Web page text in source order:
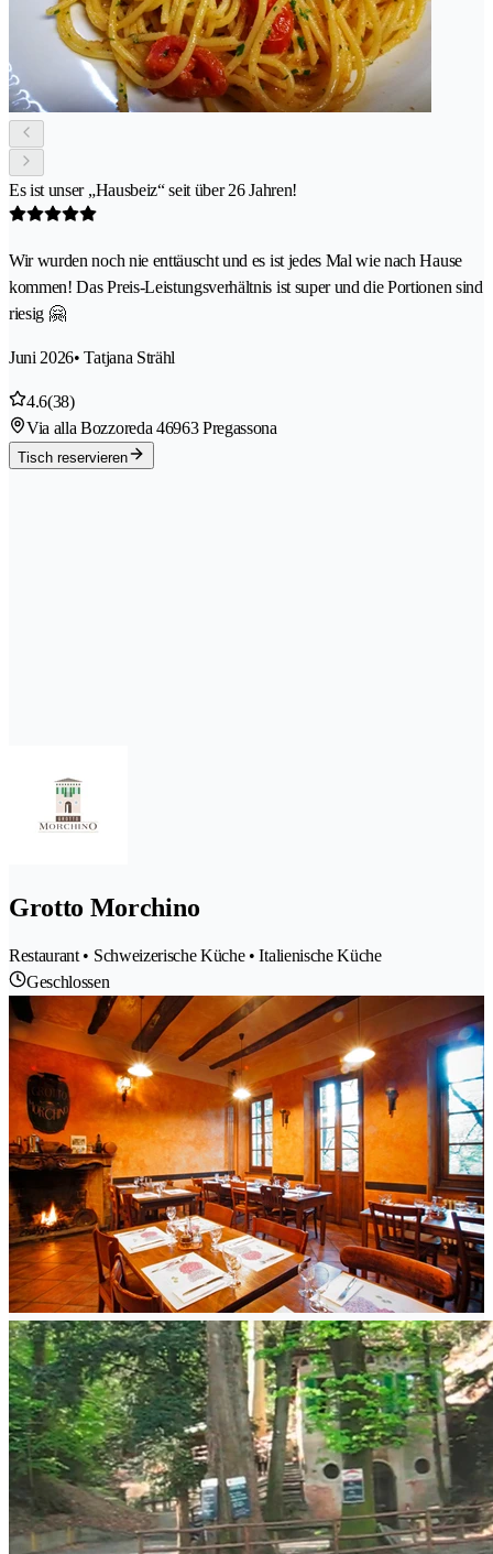
Es ist unser „Hausbeiz“ seit über 26 Jahren!
Wir wurden noch nie enttäuscht und es ist jedes Mal wie nach Hause
kommen! Das Preis-Leistungsverhältnis ist super und die Portionen sind
riesig 🤗
Juni 2026• Tatjana Strähl
4.6(38)
Via alla Bozzoreda 46963 Pregassona
Tisch reservieren
Grotto Morchino
Restaurant • Schweizerische Küche • Italienische Küche
Geschlossen